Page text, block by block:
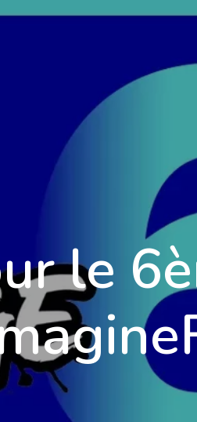
Contact
le